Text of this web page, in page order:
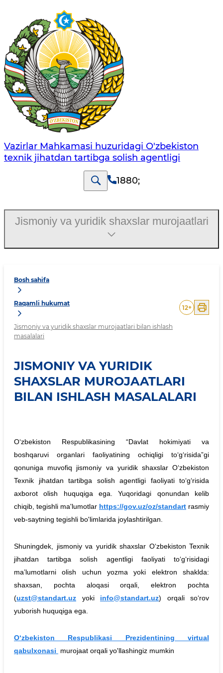
Vazirlar Mahkamasi huzuridagi O'zbekiston
texnik jihatdan tartibga solish agentligi
1880;
Bosh sahifa
Raqamli hukumat
Jismoniy va yuridik shaxslar murojaatlari bilan ishlash
masalalari
12+
JISMONIY VA YURIDIK
SHAXSLAR MUROJAATLARI
BILAN ISHLASH MASALALARI
O‘zbekiston Respublikasining “Davlat hokimiyati va
boshqaruvi organlari faoliyatining ochiqligi to‘g‘risida”gi
qonuniga muvofiq jismoniy va yuridik shaxslar O‘zbekiston
Texnik jihatdan tartibga solish agentligi faoliyati to‘g‘risida
axborot olish huquqiga ega. Yuqoridagi qonundan kelib
chiqib, tegishli ma'lumotlar https://gov.uz/oz/standart rasmiy
veb-saytning tegishli bo'limlarida joylashtirilgan.
Shuningdek, jismoniy va yuridik shaxslar O‘zbekiston Texnik
jihatdan tartibga solish agentligi faoliyati to‘g‘risidagi
ma’lumotlarni olish uchun yozma yoki elektron shaklda:
shaxsan, pochta aloqasi orqali, elektron pochta
(uzst@standart.uz yoki info@standart.uz) orqali so‘rov
yuborish huquqiga ega.
O‘zbekiston Respublikasi Prezidentining virtual
qabulxonasi
murojaat orqali yo'llashingiz mumkin
Jismoniy va yuridik shaxslar murojaatlari